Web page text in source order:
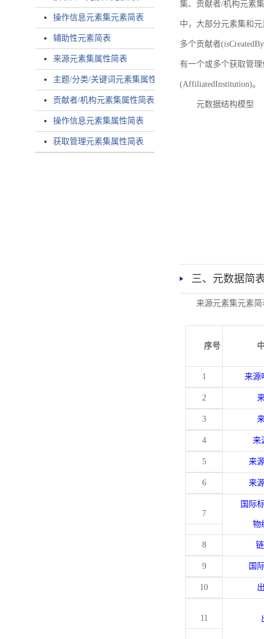
操作信息元素集元素简表
辅助性元素简表
来源元素集属性简表
主题/分类/关键词元素集属性简表
贡献者/机构元素集属性简表
操作信息元素集属性简表
获取管理元素集属性简表
集、贡献者/机构元素
中，大部分元素集和
多个贡献者
有一个或多个获取管理
(AffiliatedInstitution)。
元数据结构模型
三、元数据简
来源元素集元素简
序号
1 来源
2
3
4 来
5 来
6 来
7
国际
物
8
9 国
10
11